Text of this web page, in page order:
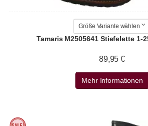
Größe Variante wählen
Tamaris M2505641 Stiefelette 1-
89,95 €
Mehr Informationen